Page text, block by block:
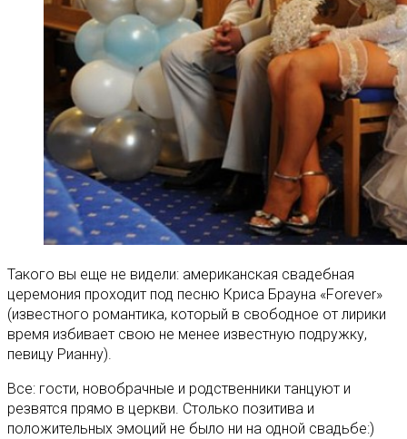
Такого вы еще не видели: американская свадебная
церемония проходит под песню Криса Брауна «Forever»
(известного романтика, который в свободное от лирики
время избивает свою не менее известную подружку,
певицу Рианну).
Все: гости, новобрачные и родственники танцуют и
резвятся прямо в церкви. Столько позитива и
положительных эмоций не было ни на одной свадьбе:)